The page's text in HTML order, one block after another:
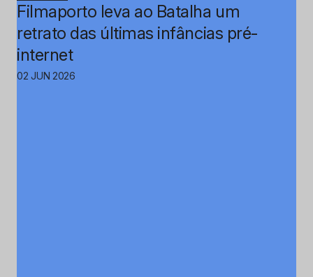
Filmaporto leva ao Batalha um
retrato das últimas infâncias pré-
internet
02 JUN 2026